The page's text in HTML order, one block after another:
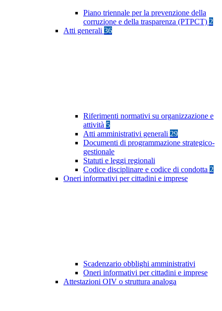
Piano triennale per la prevenzione della
corruzione e della trasparenza (PTPCT) 2
Atti generali 36
Riferimenti normativi su organizzazione e
attività 5
Atti amministrativi generali 29
Documenti di programmazione strategico-
gestionale
Statuti e leggi regionali
Codice disciplinare e codice di condotta 2
Oneri informativi per cittadini e imprese
Scadenzario obblighi amministrativi
Oneri informativi per cittadini e imprese
Attestazioni OIV o struttura analoga